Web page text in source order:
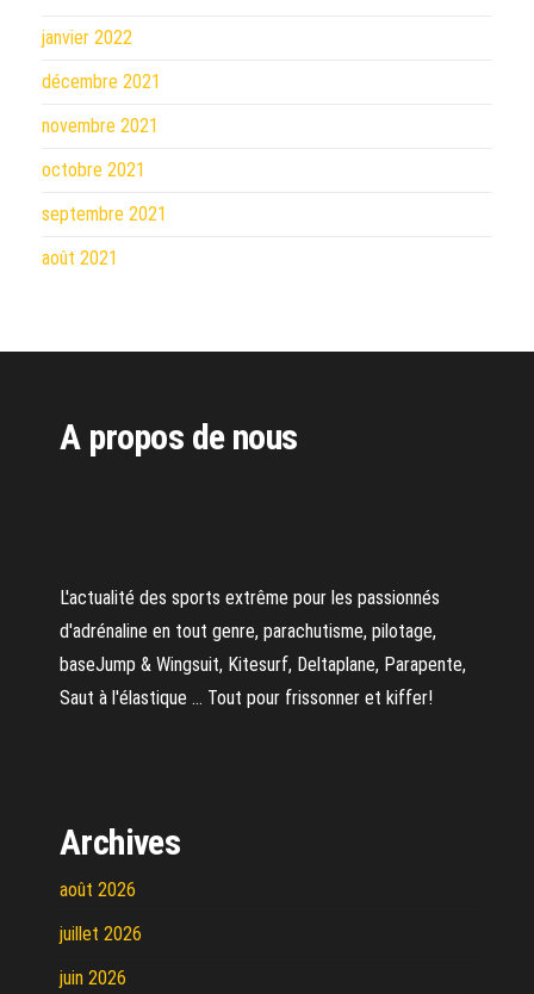
janvier 2022
décembre 2021
novembre 2021
octobre 2021
septembre 2021
août 2021
A propos de nous
L'actualité des sports extrême pour les passionnés
d'adrénaline en tout genre, parachutisme, pilotage,
baseJump & Wingsuit, Kitesurf, Deltaplane, Parapente,
Saut à l'élastique ... Tout pour frissonner et kiffer!
Archives
août 2026
juillet 2026
juin 2026